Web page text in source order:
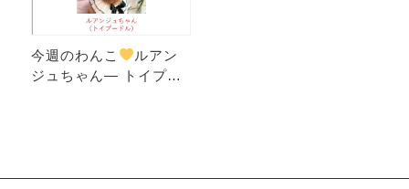
今週のわんこ
ルアン
ジュちゃん― トイプー